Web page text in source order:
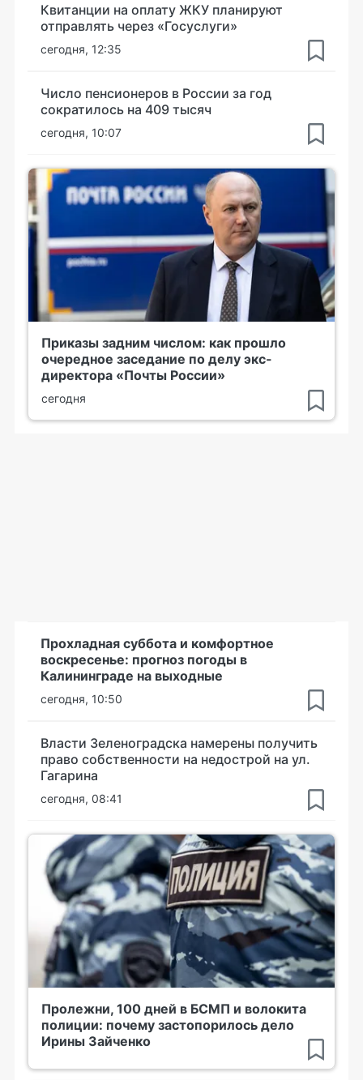
Квитанции на оплату ЖКУ планируют
отправлять через «Госуслуги»
сегодня, 12:35
Число пенсионеров в России за год
сократилось на 409 тысяч
сегодня, 10:07
Приказы задним числом: как прошло
очередное заседание по делу экс-
директора «Почты России»
сегодня
Прохладная суббота и комфортное
воскресенье: прогноз погоды в
Калининграде на выходные
сегодня, 10:50
Власти Зеленоградска намерены получить
право собственности на недострой на ул.
Гагарина
сегодня, 08:41
Пролежни, 100 дней в БСМП и волокита
полиции: почему застопорилось дело
Ирины Зайченко